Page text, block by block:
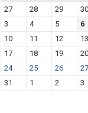
27 28 29 30
3
4 5 6
10
11 12 13
17
18 19 20
24
25 26 27
31
1 2 3